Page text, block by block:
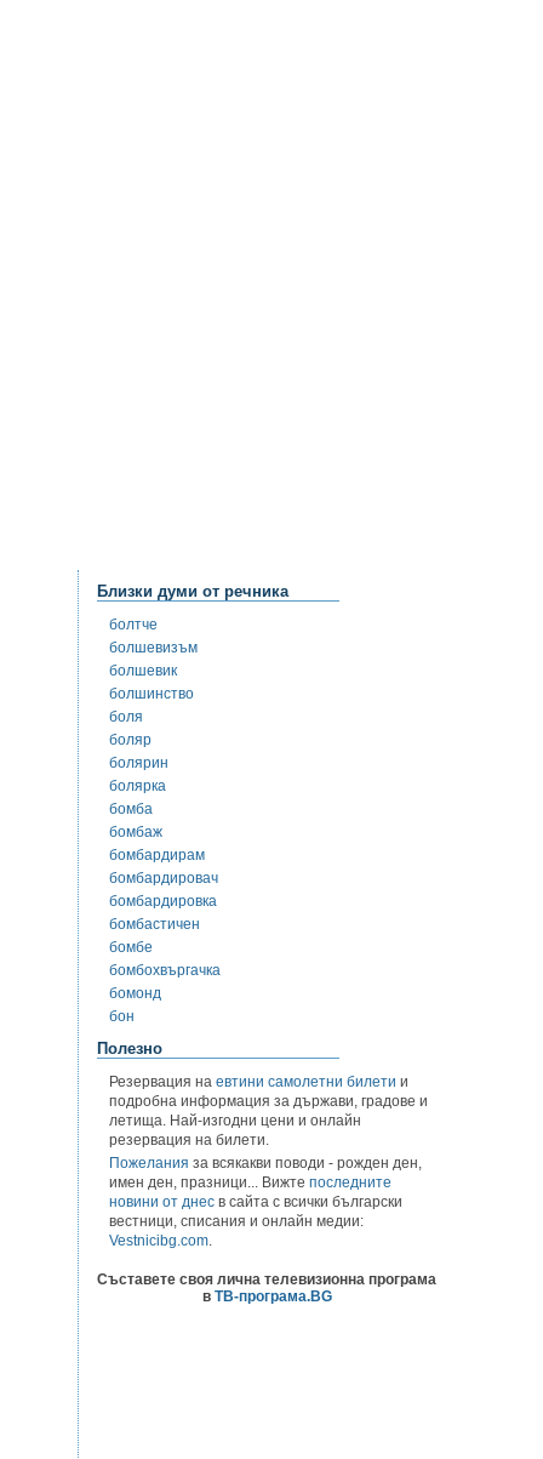
Близки думи от речника
болтче
болшевизъм
болшевик
болшинство
боля
боляр
болярин
болярка
бомба
бомбаж
бомбардирам
бомбардировач
бомбардировка
бомбастичен
бомбе
бомбохвъргачка
бомонд
бон
Полезно
Резервация на евтини самолетни билети и
подробна информация за държави, градове и
летища. Най-изгодни цени и онлайн
резервация на билети.
Пожелания за всякакви поводи - рожден ден,
имен ден, празници... Вижте последните
новини от днес в сайта с всички български
вестници, списания и онлайн медии:
Vestnicibg.com.
Съставете своя лична телевизионна програма
в ТВ-програма.BG